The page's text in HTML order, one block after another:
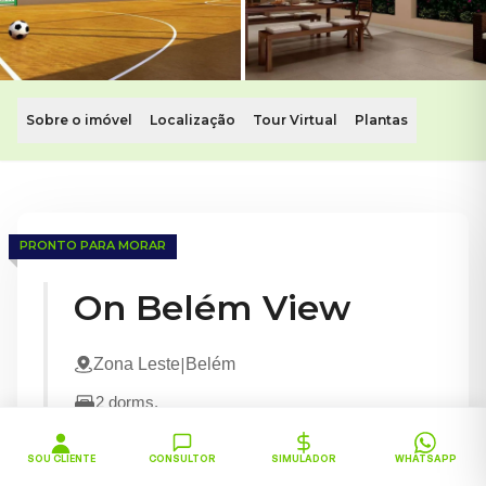
Sobre o imóvel Localização Tour Virtual Plantas
Metrô Belém • Lazer completo
Conheça o On Belém View. Este imóvel com
PRONTO PARA MORAR
On Belém View
Zona Leste| Belém
2 dorms.
Metrô Belém
SOU CLIENTE CONSULTOR SIMULADOR WHATSAPP